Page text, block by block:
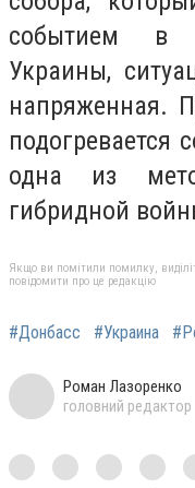
событием в
Украины,
напряженная.
подогревается
одна из
гибридной
Якщо ви помітили помилку,
повідомити про це редакцію
#Донбасс #Украина
Роман Лазоренко
головний редактор